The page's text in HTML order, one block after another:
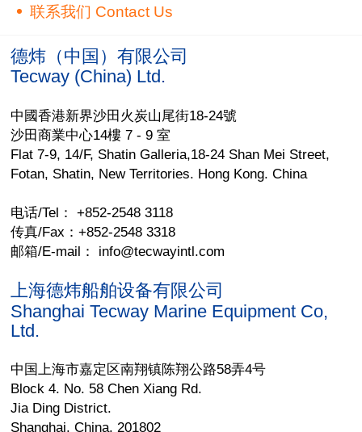
联系我们 Contact Us
德炜（中国）有限公司
Tecway (China) Ltd.
中國香港新界沙田火炭山尾街18-24號
沙田商業中心14樓 7 - 9 室
Flat 7-9, 14/F, Shatin Galleria,18-24 Shan Mei Street,
Fotan, Shatin, New Territories. Hong Kong. China
电话/Tel： +852-2548 3118
传真/Fax：+852-2548 3318
邮箱/E-mail： info@tecwayintl.com
上海德炜船舶设备有限公司
Shanghai Tecway Marine Equipment Co,
Ltd.
中国上海市嘉定区南翔镇陈翔公路58弄4号
Block 4. No. 58 Chen Xiang Rd.
Jia Ding District.
Shanghai. China. 201802